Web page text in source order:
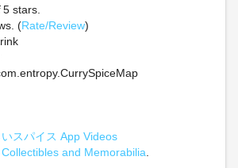
5 stars.
(Rate/Review)
スパイス App Videos
Collectibles and Memorabilia